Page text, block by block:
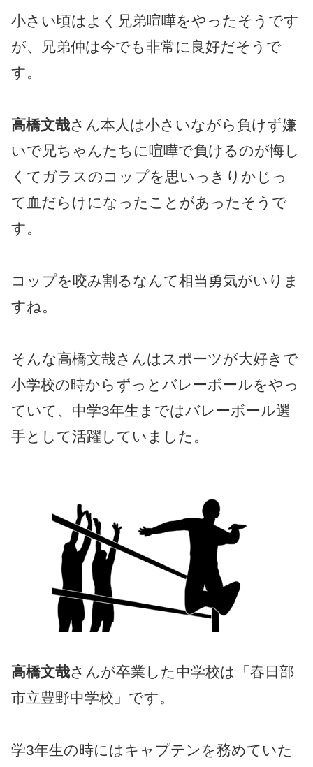
小さい頃はよく兄弟喧嘩をやったそうです
が、兄弟仲は今でも非常に良好だそうで
す。
高橋文哉さん本人は小さいながら負けず嫌
いで兄ちゃんたちに喧嘩で負けるのが悔し
くてガラスのコップを思いっきりかじっ
て血だらけになったことがあったそうで
す。
コップを咬み割るなんて相当勇気がいりま
すね。
そんな高橋文哉さんはスポーツが大好きで
小学校の時からずっとバレーボールをやっ
ていて、中学3年生まではバレーボール選
手として活躍していました。
高橋文哉さんが卒業した中学校は「春日部
市立豊野中学校」です。
学3年生の時にはキャプテンを務めていた